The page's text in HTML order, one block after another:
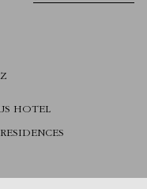
HOTEL